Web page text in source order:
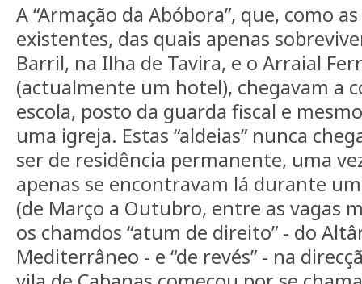
A “Armação da Abóbora”, que, como
existentes, das quais apenas
Barril, na Ilha de Tavira, e o Arraial
(actualmente um hotel), chegavam a
escola, posto da guarda fiscal e
uma igreja. Estas “aldeias” nunca
ser de residência permanente, uma
apenas se encontravam lá durante
(de Março a Outubro, entre as vagas
os chamdos “atum de direito” - do
Mediterrâneo - e “de revés” - na